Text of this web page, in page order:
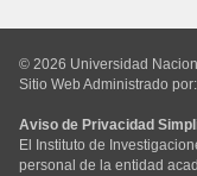
© 2026 Universidad
Sitio Web Administrado
Aviso de Privacidad
El Instituto de
personal de la entidad